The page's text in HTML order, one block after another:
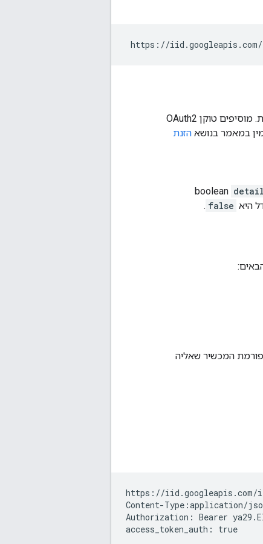
. מגדירים את הפרמטר הזה בכותרת. מוסיפים טוקן OAuth2
במאמר בנושא הזנת
false
.
המכשיר שאליה
https://iid.googleapis.com/iid/
Content-Type:application/
Authorization: Bearer